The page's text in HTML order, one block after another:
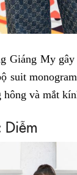
Giáng My
suit
và mắt
Diễm